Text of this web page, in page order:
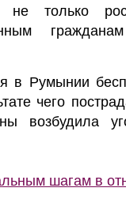
только
в Румынии
чего
возбудила
шагам в